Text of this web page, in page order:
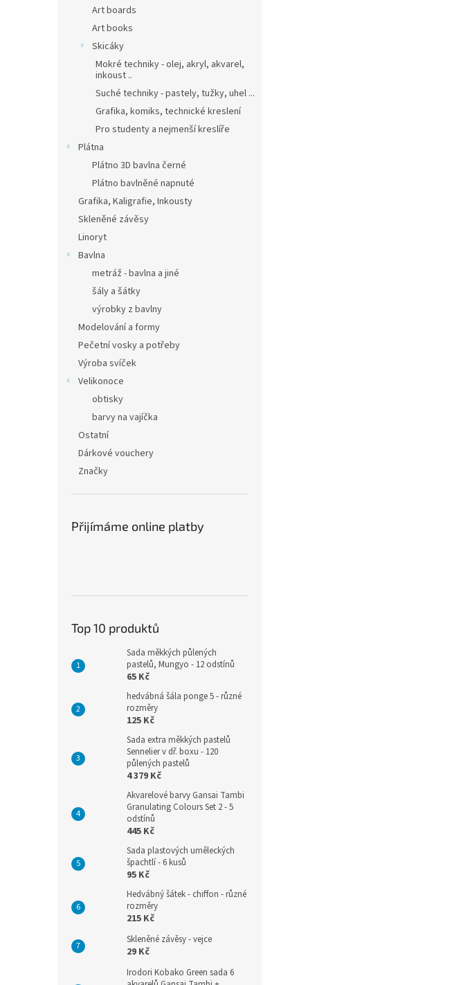
Art boards
Art books
Skicáky
Mokré techniky - olej, akryl, akvarel,
inkoust ..
Suché techniky - pastely, tužky, uhel ...
Grafika, komiks, technické kreslení
Pro studenty a nejmenší kreslíře
Plátna
Plátno 3D bavlna černé
Plátno bavlněné napnuté
Grafika, Kaligrafie, Inkousty
Skleněné závěsy
Linoryt
Bavlna
metráž - bavlna a jiné
šály a šátky
výrobky z bavlny
Modelování a formy
Pečetní vosky a potřeby
Výroba svíček
Velikonoce
obtisky
barvy na vajíčka
Ostatní
Dárkové vouchery
Značky
Přijímáme online platby
Top 10 produktů
Sada měkkých půlených
pastelů, Mungyo - 12 odstínů
65 Kč
hedvábná šála ponge 5 - různé
rozměry
125 Kč
Sada extra měkkých pastelů
Sennelier v dř. boxu - 120
půlených pastelů
4 379 Kč
Akvarelové barvy Gansai Tambi
Granulating Colours Set 2 - 5
odstínů
445 Kč
Sada plastových uměleckých
špachtlí - 6 kusů
95 Kč
Hedvábný šátek - chiffon - různé
rozměry
215 Kč
Skleněné závěsy - vejce
29 Kč
Irodori Kobako Green sada 6